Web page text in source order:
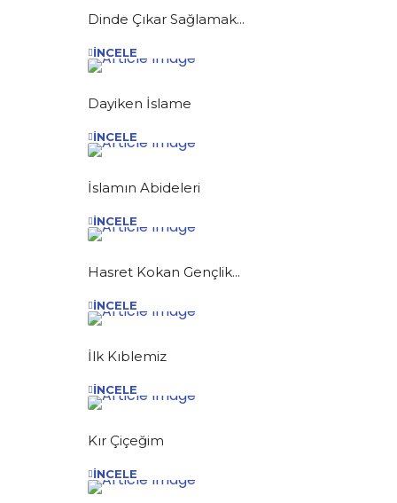
Dinde Çıkar Sağlamak...
İNCELE
Dayiken İslame
İNCELE
İslamın Abideleri
İNCELE
Hasret Kokan Gençlik...
İNCELE
İlk Kıblemiz
İNCELE
Kır Çiçeğim
İNCELE